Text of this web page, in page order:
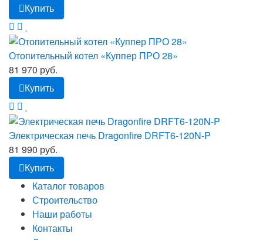
Купить
Отопительный котел «Куппер ПРО 28»
81 970 руб.
Купить
Электрическая печь Dragonfire DRFT6-120N-P
81 990 руб.
Купить
Каталог товаров
Строительство
Наши работы
Контакты